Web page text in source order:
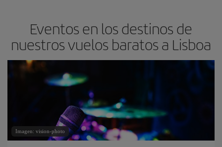
Eventos en los destinos de
nuestros vuelos baratos a Lisboa
Imagen: vision-photo